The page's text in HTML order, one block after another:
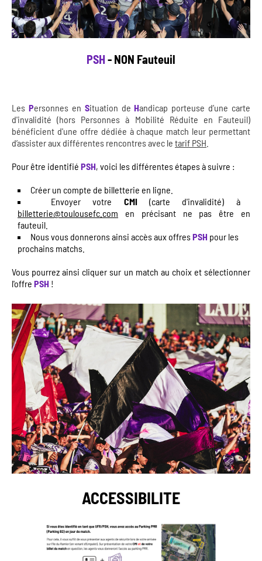
PSH - NON Fauteuil
Les Personnes en Situation deHandicap porteuse d’une carte
d'invalidité (hors Personnes à Mobilité Réduite en Fauteuil)
bénéficient d'une offre dédiée à chaque match leur permettant
d’assister aux différentes rencontres avec le tarif PSH
Pour être identifié PSH, voici les différentes étapes à suivre :
Créer un compte de billetterie en ligne.
Envoyer votre CMI(carte d'invalidité) à
billetterie@toulousefc.com en précisant ne pas être en
fauteuil.
Nous vous donnerons ainsi accès aux offresPSH pour les
prochains matchs.
Vous pourrez ainsi cliquer sur un match au choix et sélectionner
l'offre PSH !
ACCESSIBILITE